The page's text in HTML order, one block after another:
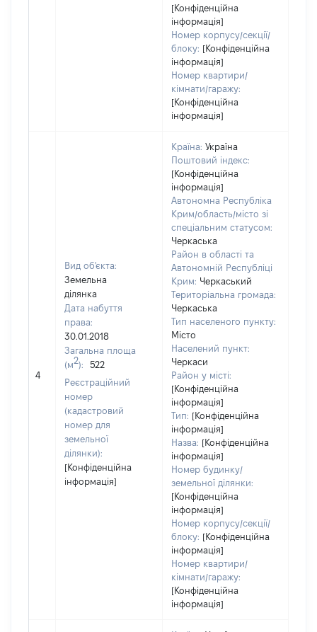
[Конфіденційна
інформація]
Номер корпусу/секції/
блоку: [Конфіденційна
інформація]
Номер квартири/
кімнати/гаражу:
[Конфіденційна
інформація]
4
Вид об'єкта:
Земельна
ділянка
Дата набуття
права:
30.01.2018
Загальна площа
(м2):
522
Реєстраційний
номер
(кадастровий
номер для
земельної
ділянки):
[Конфіденційна
інформація]
Країна: Україна
Поштовий індекс:
[Конфіденційна
інформація]
Автономна Республіка
Крим/область/місто зі
спеціальним статусом:
Черкаська
Район в області та
Автономній Республіці
Крим: Черкаський
Територіальна громада:
Черкаська
Тип населеного пункту:
Місто
Населений пункт:
Черкаси
Район у місті:
[Конфіденційна
інформація]
Тип: [Конфіденційна
інформація]
Назва: [Конфіденційна
інформація]
Номер будинку/
земельної ділянки:
[Конфіденційна
інформація]
Номер корпусу/секції/
блоку: [Конфіденційна
інформація]
Номер квартири/
кімнати/гаражу:
[Конфіденційна
інформація]